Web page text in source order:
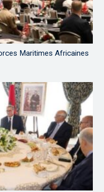
Maritimes Africaines